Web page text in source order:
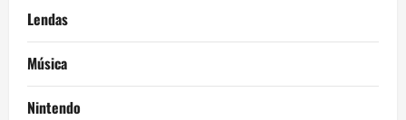
Lendas
Música
Nintendo